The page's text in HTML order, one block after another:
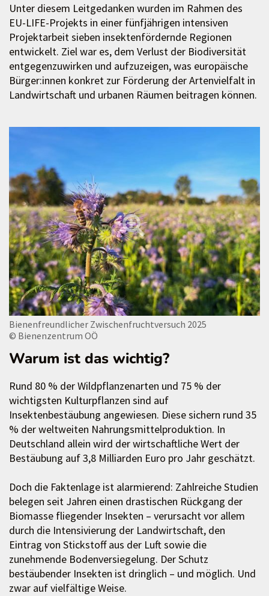
Unter diesem Leitgedanken wurden im Rahmen des
EU-LIFE-Projekts in einer fünfjährigen intensiven
Projektarbeit sieben insektenfördernde Regionen
entwickelt. Ziel war es, dem Verlust der Biodiversität
entgegenzuwirken und aufzuzeigen, was europäische
Bürger:innen konkret zur Förderung der Artenvielfalt in
Landwirtschaft und urbanen Räumen beitragen können.
Bienenfreundlicher Zwischenfruchtversuch 2025
© Bienenzentrum OÖ
Warum ist das wichtig?
Rund 80 % der Wildpflanzenarten und 75 % der
wichtigsten Kulturpflanzen sind auf
Insektenbestäubung angewiesen. Diese sichern rund 35
% der weltweiten Nahrungsmittelproduktion. In
Deutschland allein wird der wirtschaftliche Wert der
Bestäubung auf 3,8 Milliarden Euro pro Jahr geschätzt.
Doch die Faktenlage ist alarmierend: Zahlreiche Studien
belegen seit Jahren einen drastischen Rückgang der
Biomasse fliegender Insekten – verursacht vor allem
durch die Intensivierung der Landwirtschaft, den
Eintrag von Stickstoff aus der Luft sowie die
zunehmende Bodenversiegelung. Der Schutz
bestäubender Insekten ist dringlich – und möglich. Und
zwar auf vielfältige Weise.